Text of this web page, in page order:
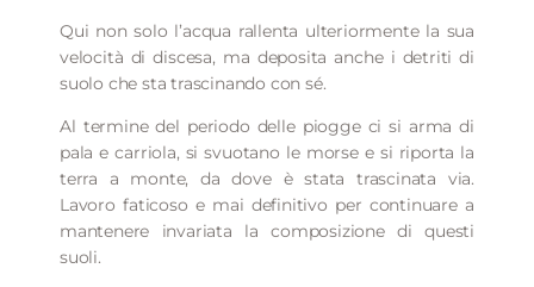
Qui non solo l’acqua rallenta ulteriormente la sua
velocità di discesa, ma deposita anche i detriti di
suolo che sta trascinando con sé.
Al termine del periodo delle piogge ci si arma di
pala e carriola, si svuotano le morse e si riporta la
terra a monte, da dove è stata trascinata via.
Lavoro faticoso e mai definitivo per continuare a
mantenere invariata la composizione di questi
suoli.